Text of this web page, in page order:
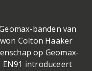
banden van
Colton Haaker
op Geomax-
EN91 introduceert